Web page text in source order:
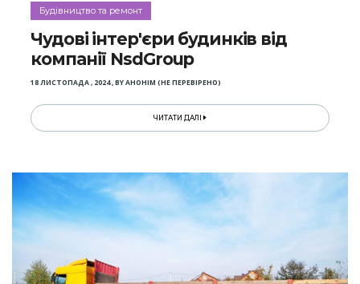
Будівництво та ремонт
Чудові інтер'єри будинків від
компанії NsdGroup
18 ЛИСТОПАДА , 2024,BYАНОНІМ (НЕ ПЕРЕВІРЕНО)
ЧИТАТИ ДАЛІ